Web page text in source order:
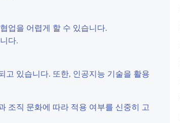
업을 어렵게 할 수 있습니다.
다.
고 있습니다. 또한, 인공지능 기술을 활용
조직 문화에 따라 적용 여부를 신중히 고